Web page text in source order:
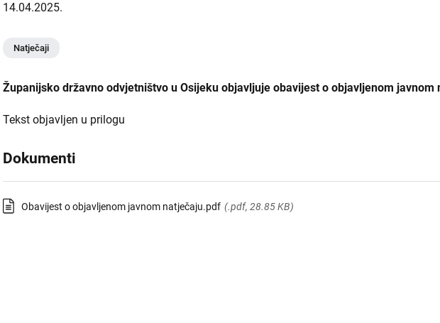
ŽDO Šibenik
ŽDO Vukovar
Državnoodvjetničko vijeće
Zabranjen utjecaj i prisila
Liste
sadržaja
Priopćenja
Zapošljavanje
14.04.2025.
Natječaji
Županijsko državno odvjetništvo u Osijeku objavljuje obavijest o objavljenom javnom
Tekst objavljen u prilogu
Dokumenti
Obavijest o objavljenom javnom natječaju.pdf (.pdf, 28.85 KB)